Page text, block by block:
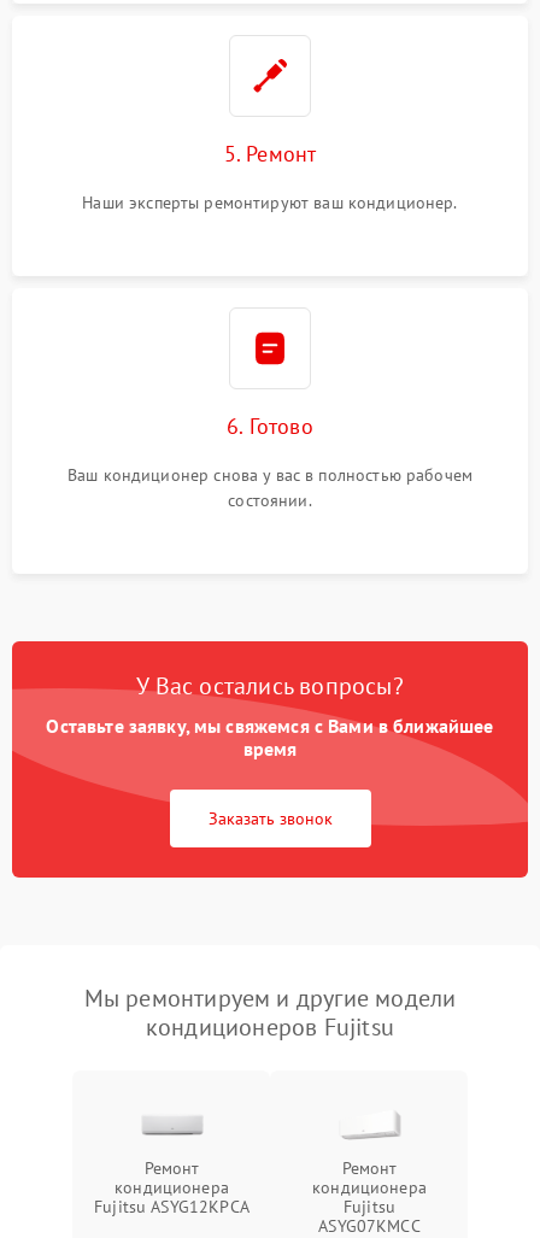
5. Ремонт
Наши эксперты ремонтируют ваш кондиционер.
6. Готово
Ваш кондиционер снова у вас в полностью рабочем
состоянии.
У Вас остались вопросы?
Оставьте заявку, мы свяжемся с Вами в ближайшее
время
Заказать звонок
Мы ремонтируем и другие модели
кондиционеров Fujitsu
Ремонт
кондиционера
Fujitsu ASYG12KPCA
Ремонт
кондиционера
Fujitsu
ASYG07KMCC